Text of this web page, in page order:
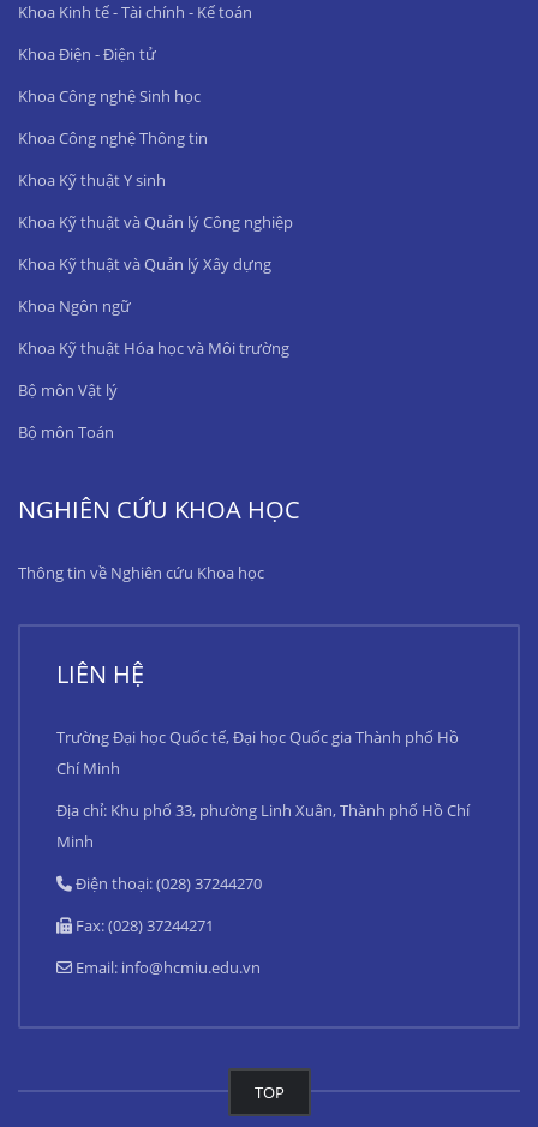
Khoa Kinh tế - Tài chính - Kế toán
Khoa Điện - Điện tử
Khoa Công nghệ Sinh học
Khoa Công nghệ Thông tin
Khoa Kỹ thuật Y sinh
Khoa Kỹ thuật và Quản lý Công nghiệp
Khoa Kỹ thuật và Quản lý Xây dựng
Khoa Ngôn ngữ
Khoa Kỹ thuật Hóa học và Môi trường
Bộ môn Vật lý
Bộ môn Toán
NGHIÊN CỨU KHOA HỌC
Thông tin về Nghiên cứu Khoa học
LIÊN HỆ
Trường Đại học Quốc tế, Đại học Quốc gia Thành phố Hồ
Chí Minh
Địa chỉ: Khu phố 33, phường Linh Xuân, Thành phố Hồ Chí
Minh
Điện thoại: (028) 37244270
Fax: (028) 37244271
Email: info@hcmiu.edu.vn
TOP